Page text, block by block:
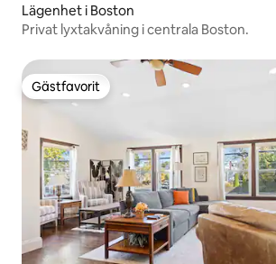
Lägenhet i Boston
Privat lyxtakvåning i centrala Boston.
Gästfavorit
Gästfavorit